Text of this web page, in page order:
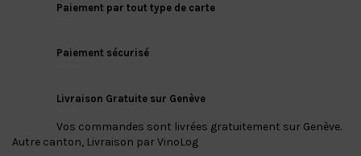
Paiement par tout type de carte
Paiement sécurisé
Livraison Gratuite sur Genève
Vos commandes sont livrées gratuitement sur Genève.
Autre canton, Livraison par VinoLog